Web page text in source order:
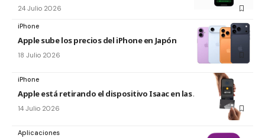
24 Julio 2026
iPhone
Apple sube los precios del iPhone en Japón
18 Julio 2026
iPhone
Apple está retirando el dispositivo Isaac en las Apple Store
14 Julio 2026
Aplicaciones